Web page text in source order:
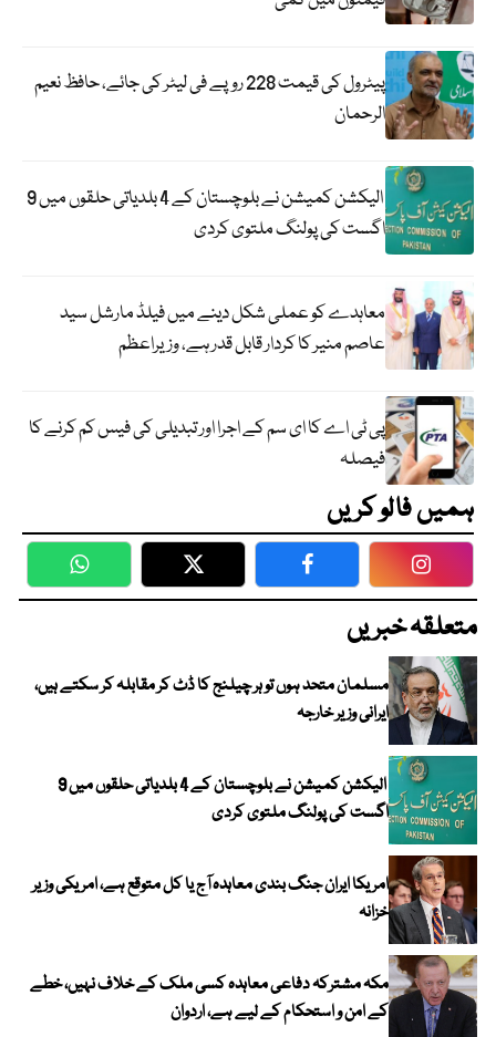
پیٹرول کی قیمت 228 روپے فی لیٹر کی جائے، حافظ نعیم
الرحمان
الیکشن کمیشن نے بلوچستان کے 4 بلدیاتی حلقوں میں 9
اگست کی پولنگ ملتوی کردی
معاہدے کو عملی شکل دینے میں فیلڈ مارشل سید
عاصم منیر کا کردار قابل قدر ہے، وزیراعظم
پی ٹی اے کا ای سم کے اجرا اور تبدیلی کی فیس کم کرنے کا
فیصلہ
ہمیں فالو کریں
WhatsApp Twitter Facebook
متعلقہ خبریں
مسلمان متحد ہوں تو ہر چیلنج کا ڈٹ کر مقابلہ کر سکتے ہیں،
ایرانی وزیر خارجہ
الیکشن کمیشن نے بلوچستان کے 4 بلدیاتی حلقوں میں 9
اگست کی پولنگ ملتوی کردی
امریکا ایران جنگ بندی معاہدہ آج یا کل متوقع ہے، امریکی وزیر
خزانہ
مکہ مشترکہ دفاعی معاہدہ کسی ملک کے خلاف نہیں، خطے
کے امن و استحکام کے لیے ہے، اردوان